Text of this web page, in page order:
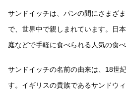
サンドイッチは、パンの間にさまざ
で、世界中で親しまれています。日
庭などで手軽に食べられる人気の食べ
サンドイッチの名前の由来は、18世
す。イギリスの貴族であるサンドウ